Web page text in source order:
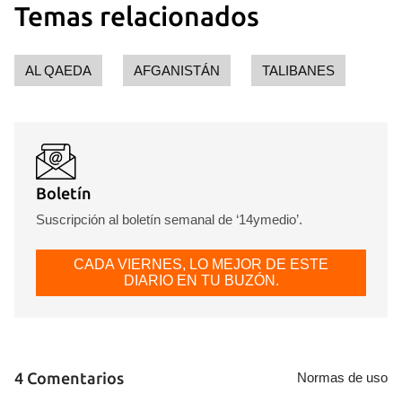
Temas relacionados
AL QAEDA AFGANISTÁN TALIBANES
Boletín
Suscripción al boletín semanal de ‘14ymedio’.
CADA VIERNES, LO MEJOR DE ESTE
DIARIO EN TU BUZÓN.
4 Comentarios Normas de uso